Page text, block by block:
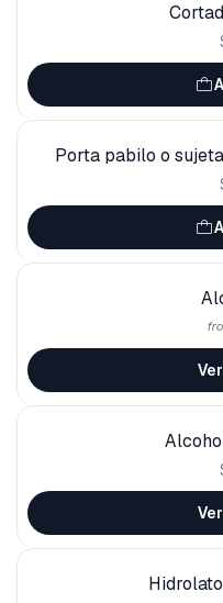
Porta pabilo o